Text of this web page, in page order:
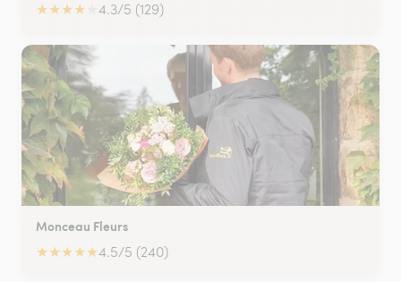
★★★★ 4.3/5 (129)
Monceau Fleurs
★★★★★4.5/5 (240)